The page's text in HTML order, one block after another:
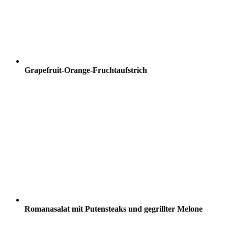
Grapefruit-Orange-Fruchtaufstrich
Romanasalat mit Putensteaks und gegrillter Melone